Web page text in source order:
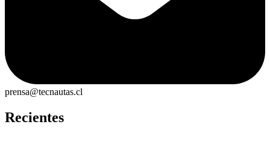
prensa@tecnautas.cl
Recientes